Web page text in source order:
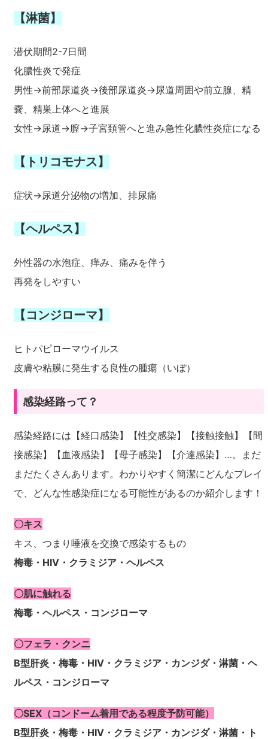
【淋菌】
潜伏期間2-7日間
化膿性炎で発症
男性→前部尿道炎→後部尿道炎→尿道周囲や前立腺、精
嚢、精巣上体へと進展
女性→尿道→膣→子宮頚管へと進み急性化膿性炎症になる
【トリコモナス】
症状→尿道分泌物の増加、排尿痛
【ヘルペス】
外性器の水泡症、痒み、痛みを伴う
再発をしやすい
【コンジローマ】
ヒトパピローマウイルス
皮膚や粘膜に発生する良性の腫瘍（いぼ）
感染経路って？
感染経路には【経口感染】【性交感染】【接触接触】【間
接感染】【血液感染】【母子感染】【介達感染】…。まだ
まだたくさんあります。わかりやすく簡潔にどんなプレイ
で、どんな性感染症になる可能性があるのか紹介します！
〇キス
キス、つまり唾液を交換で感染するもの
梅毒・HIV・クラミジア・ヘルペス
〇肌に触れる
梅毒・ヘルペス・コンジローマ
〇フェラ・クンニ
B型肝炎・梅毒・HIV・クラミジア・カンジダ・淋菌・ヘ
ルペス・コンジローマ
〇SEX（コンドーム着用である程度予防可能）
B型肝炎・梅毒・HIV・クラミジア・カンジダ・淋菌・ト